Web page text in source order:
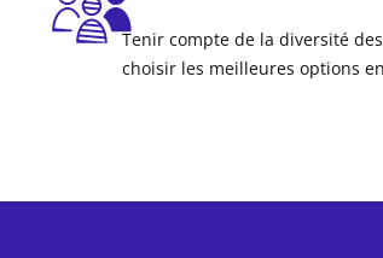
Tenir compte de la diversité
choisir les meilleures options